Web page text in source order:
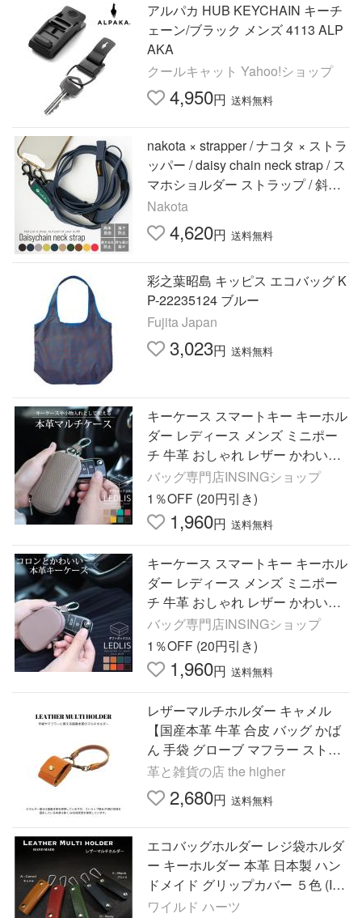
アルパカ HUB KEYCHAIN キーチ
ェーン/ブラック メンズ 4113 ALP
AKA
クールキャット Yahoo!ショップ
4,950円 送料無料
nakota × strapper / ナコタ × ストラ
ッパー / daisy chain neck strap / ス
マホショルダー ストラップ / 斜め
掛け / メンズ レディース【爆買】
Nakota
4,620円 送料無料
彩之葉昭島 キッピス エコバッグ K
P-22235124 ブルー
Fujita Japan
3,023円 送料無料
キーケース スマートキー キーホル
ダー レディース メンズ ミニポー
チ 牛革 おしゃれ レザー かわいい
カラビナ ミニ コンパクト ケース
小物入れ コインケース
バッグ専門店INSINGショップ
1％OFF (20円引き)
1,960円 送料無料
キーケース スマートキー キーホル
ダー レディース メンズ ミニポー
チ 牛革 おしゃれ レザー かわいい
カラビナ コンパクト ケース 小物
入れ コインケース 鍵
バッグ専門店INSINGショップ
1％OFF (20円引き)
1,960円 送料無料
レザーマルチホルダー キャメル
【国産本革 牛革 合皮 バッグ かば
ん 手袋 グローブ マフラー ストー
ル エコバッグ タオル スカーフ ゴ
ルフグローブ】
革と雑貨の店 the higher
2,680円 送料無料
エコバッグホルダー レジ袋ホルダ
ー キーホルダー 本革 日本製 ハン
ドメイド グリップカバー ５色 (ID
eh306r11）
ワイルド ハーツ